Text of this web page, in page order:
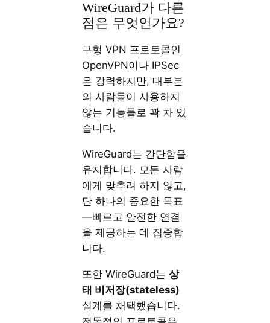
WireGuard가 다른
점은 무엇인가요?
구형 VPN 프로토콜인
OpenVPN이나 IPSec
은 강력하지만, 대부분
의 사람들이 사용하지
않는 기능들로 꽉 차 있
습니다.
WireGuard는 간단함을
유지합니다. 모든 사람
에게 맞추려 하지 않고,
단 하나의 중요한 목표
—빠르고 안전한 연결
을 제공하는 데 집중합
니다.
또한 WireGuard는상
태 비저장(stateless)
설계를 채택했습니다.